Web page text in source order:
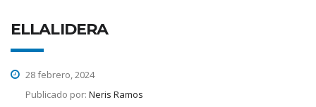
ELLALIDERA
28 febrero, 2024
Publicado por: Neris Ramos